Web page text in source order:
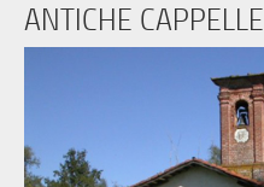
ANTICHE CAPPELLE